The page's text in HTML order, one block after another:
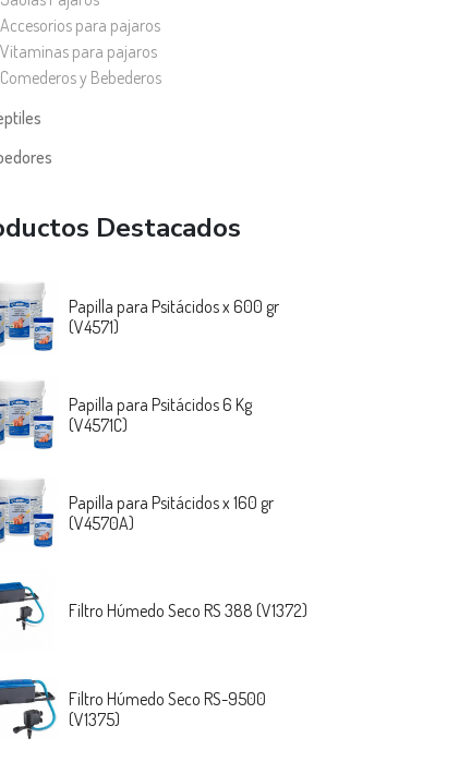
Accesorios para pajaros
Vitaminas para pajaros
Comederos y Bebederos
Destacados
Papilla para Psitácidos x 600 gr
(V4571)
Papilla para Psitácidos 6 Kg
(V4571C)
Papilla para Psitácidos x 160 gr
(V4570A)
Filtro Húmedo Seco RS 388 (V1372)
Filtro Húmedo Seco RS-9500
(V1375)